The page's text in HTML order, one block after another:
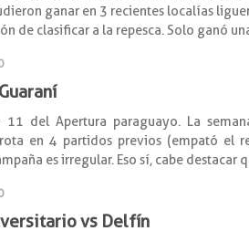
ganar en 3 recientes localías
de clasificar a la repesca. Solo ganó
del Apertura paraguayo. La
en 4 partidos previos (empató el
es irregular. Eso sí, cabe
vs Delfín